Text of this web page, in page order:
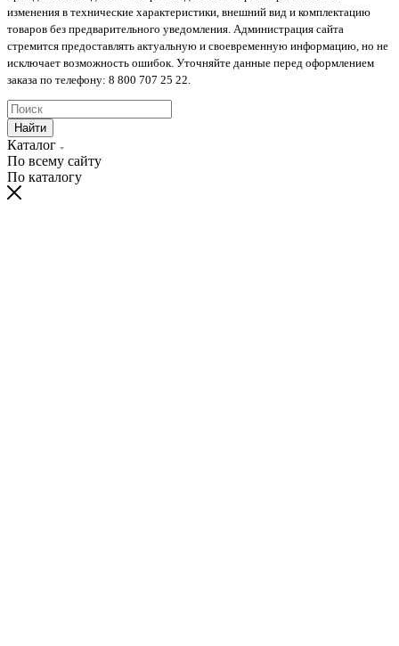
изменения в технические характеристики, внешний вид и комплектацию
товаров без предварительного уведомления. Администрация сайта
стремится предоставлять актуальную и своевременную информацию, но не
исключает возможность ошибок. Уточняйте данные перед оформлением
заказа по телефону: 8 800 707 25 22.
Найти
Каталог
По всему сайту
По каталогу